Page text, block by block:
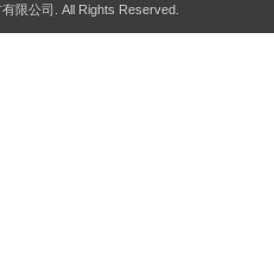
限公司. All Rights Reserved.